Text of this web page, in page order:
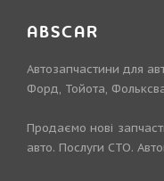
ABSCAR
Автозапчастини для
Форд, Тойота,
Продаємо нові
авто. Послуги СТО.